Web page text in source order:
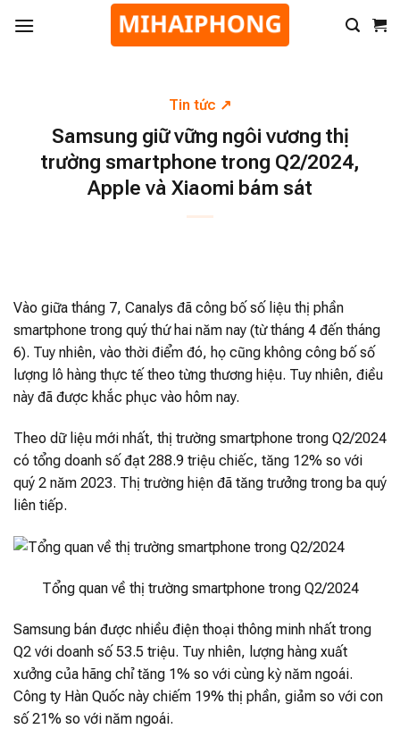
Tin tức
Samsung giữ vững ngôi vương thị
trường smartphone trong Q2/2024,
Apple và Xiaomi bám sát
Vào giữa tháng 7, Canalys đã công bố số liệu thị phần
smartphone trong quý thứ hai năm nay (từ tháng 4 đến tháng
6). Tuy nhiên, vào thời điểm đó, họ cũng không công bố số
lượng lô hàng thực tế theo từng thương hiệu. Tuy nhiên, điều
này đã được khắc phục vào hôm nay.
Theo dữ liệu mới nhất, thị trường smartphone trong Q2/2024
có tổng doanh số đạt 288.9 triệu chiếc, tăng 12% so với
quý 2 năm 2023. Thị trường hiện đã tăng trưởng trong ba quý
liên tiếp.
Tổng quan về thị trường smartphone trong Q2/2024
Samsung bán được nhiều điện thoại thông minh nhất trong
Q2 với doanh số 53.5 triệu. Tuy nhiên, lượng hàng xuất
xưởng của hãng chỉ tăng 1% so với cùng kỳ năm ngoái.
Công ty Hàn Quốc này chiếm 19% thị phần, giảm so với con
số 21% so với năm ngoái.